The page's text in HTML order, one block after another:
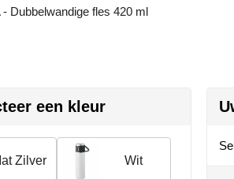
Dubbelwandige fles 420 ml
een kleur
Zilver Wit